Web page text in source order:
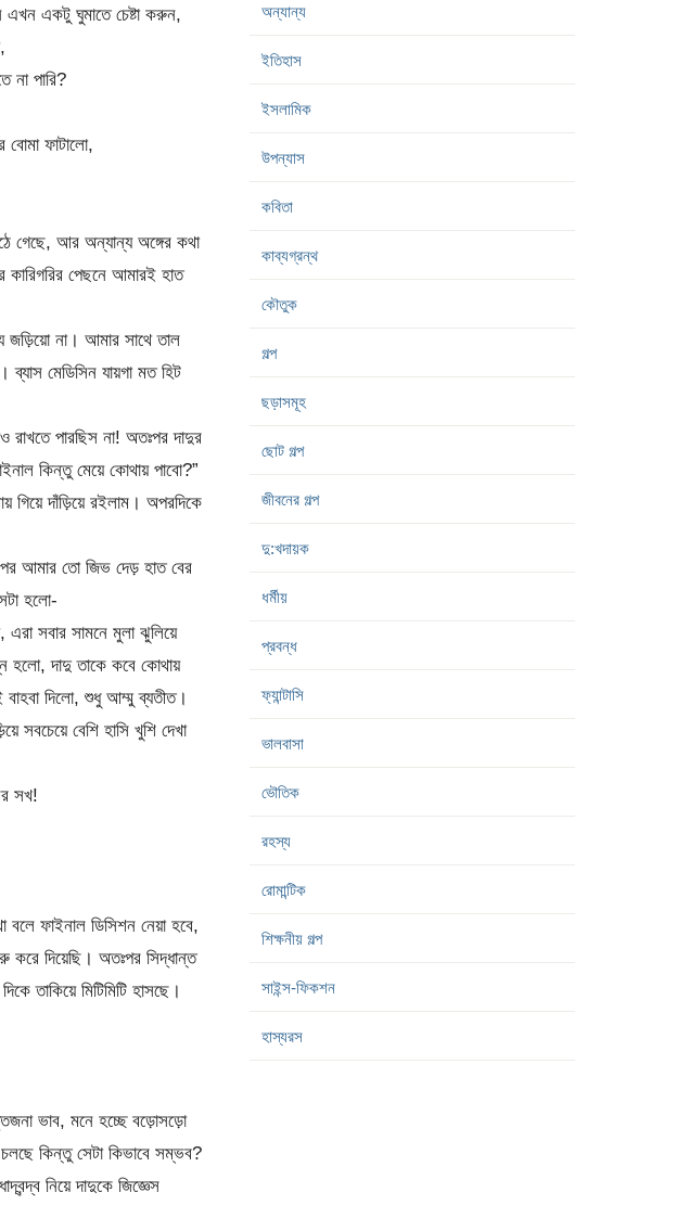
এখন একটু ঘুমাতে চেষ্টা করুন,
পারি?
ফাটালো,
গেছে, আর অন্যান্য অঙ্গের কথা
পেছনে আমারই হাত
জড়িয়ো না। আমার সাথে তাল
মেডিসিন যায়গা মত হিট
পারছিস না! অতঃপর দাদুর
কিন্তু মেয়ে কোথায় পাবো?”
দাঁড়িয়ে রইলাম। অপরদিকে
আমার তো জিভ দেড় হাত বের
হলো-
সবার সামনে মুলা ঝুলিয়ে
হলো, দাদু তাকে কবে কোথায়
দিলো, শুধু আম্মু ব্যতীত।
সবচেয়ে বেশি হাসি খুশি দেখা
সখ!
বলে ফাইনাল ডিসিশন নেয়া হবে,
করে দিয়েছি। অতঃপর সিদ্ধান্ত
তাকিয়ে মিটিমিটি হাসছে।
ভাব, মনে হচ্ছে বড়োসড়ো
কিন্তু সেটা কিভাবে সম্ভব?
নিয়ে দাদুকে জিজ্ঞেস
অন্যান্য
ইতিহাস
ইসলামিক
উপন্যাস
কবিতা
কাব্যগ্রন্থ
কৌতুক
গল্প
ছড়াসমূহ
ছোট গল্প
জীবনের গল্প
দু:খদায়ক
ধর্মীয়
প্রবন্ধ
ফ্যান্টাসি
ভালবাসা
ভৌতিক
রহস্য
রোমান্টিক
শিক্ষনীয় গল্প
সাইন্স-ফিকশন
হাস্যরস